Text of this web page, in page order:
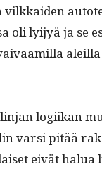
vilkkaiden
oli lyi­jyä ja se
logi­ikan
var­si pitää
eivät halua